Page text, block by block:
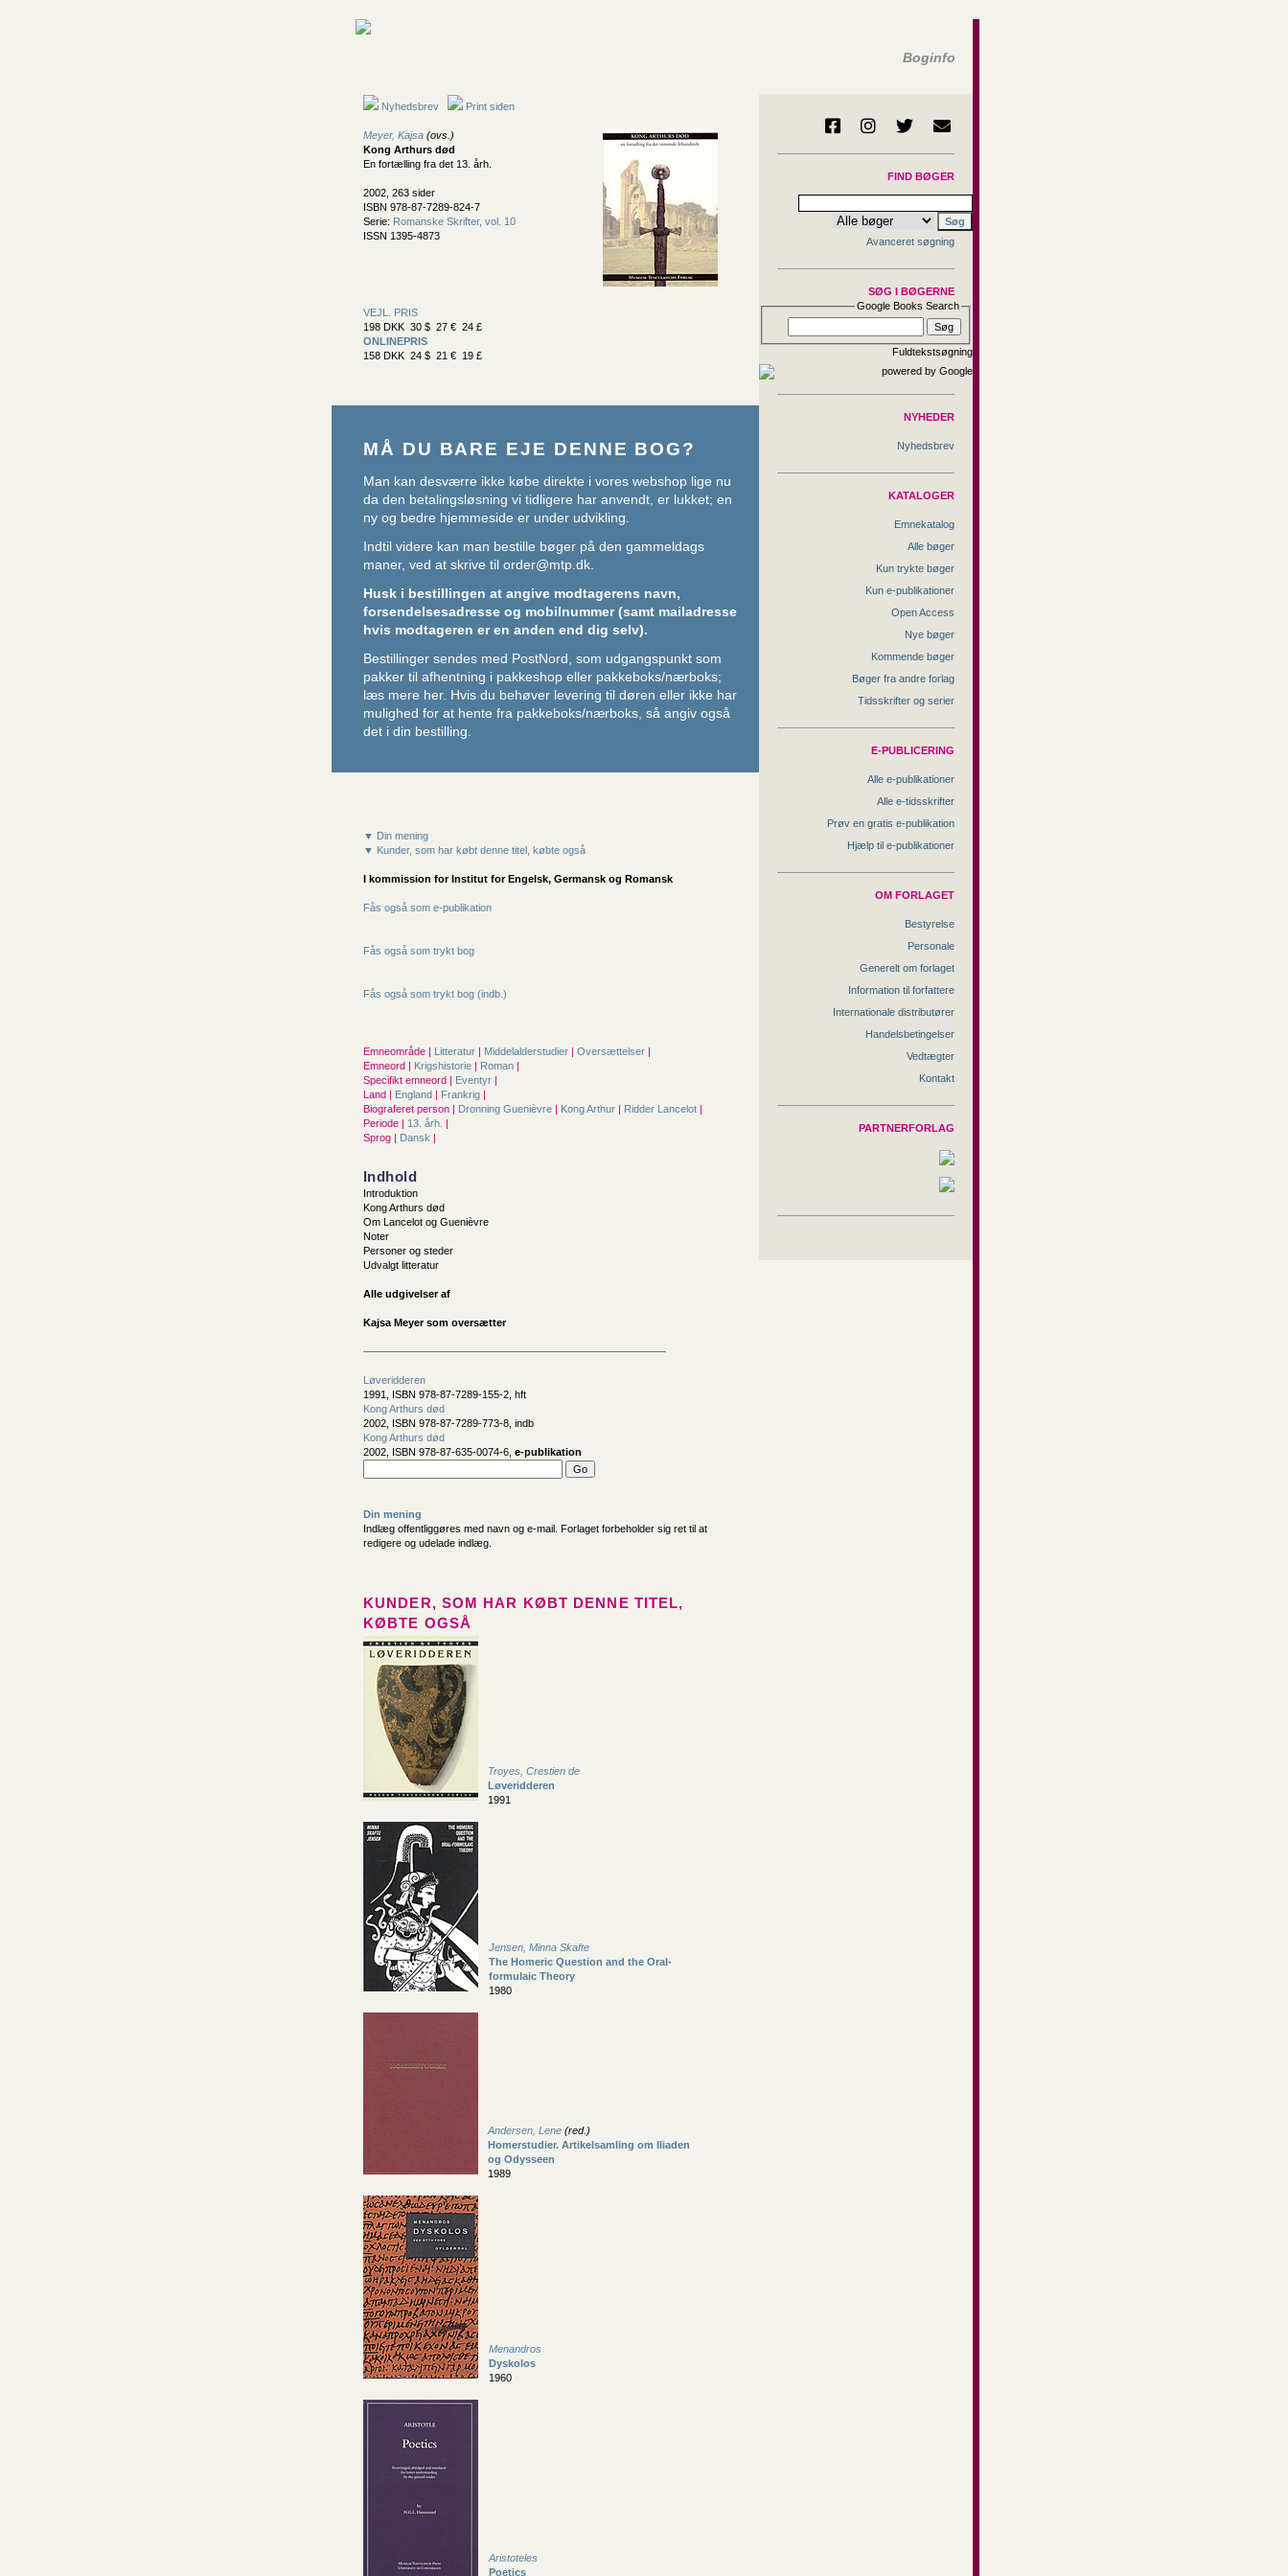
Boginfo
Nyhedsbrev Print siden
Meyer, Kajsa (ovs.)
Kong Arthurs død
En fortælling fra det 13. årh.
2002, 263 sider
ISBN 978-87-7289-824-7
Serie: Romanske Skrifter, vol. 10
ISSN 1395-4873
VEJL. PRIS
198 DKK 30 $ 27 € 24 £
ONLINEPRIS
158 DKK 24 $ 21 € 19 £
MÅ DU BARE EJE DENNE BOG?
Man kan desværre ikke købe direkte i vores webshop lige nu
da den betalingsløsning vi tidligere har anvendt, er lukket; en
ny og bedre hjemmeside er under udvikling.
Indtil videre kan man bestille bøger på den gammeldags
maner, ved at skrive til order@mtp.dk.
Husk i bestillingen at angive modtagerens navn,
forsendelsesadresse og mobilnummer (samt mailadresse
hvis modtageren er en anden end dig selv).
Bestillinger sendes med PostNord, som udgangspunkt som
pakker til afhentning i pakkeshop eller pakkeboks/nærboks;
læs mere her. Hvis du behøver levering til døren eller ikke har
mulighed for at hente fra pakkeboks/nærboks, så angiv også
det i din bestilling.
▼ Din mening
▼ Kunder, som har købt denne titel, købte også
I kommission forInstitut for Engelsk, Germansk og Romansk
Fås også som e-publikation
Fås også som trykt bog
Fås også som trykt bog (indb.)
Emneområde | Litteratur | Middelalderstudier | Oversættelser |
Emneord | Krigshistorie | Roman |
Specifikt emneord | Eventyr |
Land | England | Frankrig |
Biograferet person | Dronning Guenièvre | Kong Arthur | Ridder Lancelot |
Periode | 13. årh. |
Sprog | Dansk |
Indhold
Introduktion
Kong Arthurs død
Om Lancelot og Guenièvre
Noter
Personer og steder
Udvalgt litteratur
Alle udgivelser af
Kajsa Meyer som oversætter
Løveridderen
1991, ISBN 978-87-7289-155-2, hft
Kong Arthurs død
2002, ISBN 978-87-7289-773-8, indb
Kong Arthurs død
2002, ISBN 978-87-635-0074-6, e-publikation
Din mening
Indlæg offentliggøres med navn og e-mail. Forlaget forbeholder sig ret til at
redigere og udelade indlæg.
KUNDER, SOM HAR KØBT DENNE TITEL,
KØBTE OGSÅ
Troyes, Crestien de
Løveridderen
1991
Jensen, Minna Skafte
The Homeric Question and the Oral-
formulaic Theory
1980
Andersen, Lene (red.)
Homerstudier. Artikelsamling om Iliaden
og Odysseen
1989
Menandros
Dyskolos
1960
Aristoteles
Poetics
FIND BØGER
Avanceret søgning
SØG I BØGERNE
Google Books Search
Fuldtekstsøgning
NYHEDER
Nyhedsbrev
KATALOGER
Emnekatalog
Alle bøger
Kun trykte bøger
Kun e-publikationer
Open Access
Nye bøger
Kommende bøger
Bøger fra andre forlag
Tidsskrifter og serier
E-PUBLICERING
Alle e-publikationer
Alle e-tidsskrifter
Prøv en gratis e-publikation
Hjælp til e-publikationer
OM FORLAGET
Bestyrelse
Personale
Generelt om forlaget
Information til forfattere
Internationale distributører
Handelsbetingelser
Vedtægter
Kontakt
PARTNERFORLAG